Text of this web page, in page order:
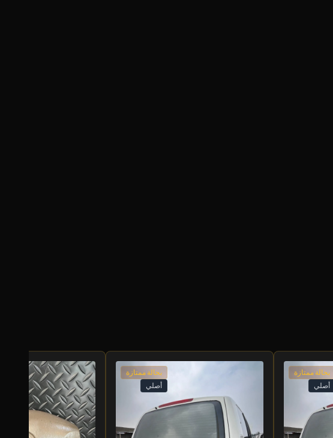
بحالة ممتازة
أصلي
بحالة ممتازة
أصلي